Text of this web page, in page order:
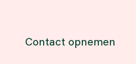
Contact opnemen